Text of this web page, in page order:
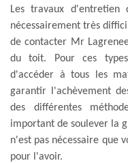
Les travaux
nécessairement très
de contacter Mr
du toit. Pour ces
d'accéder à tous les
garantir l'achèvement
des différentes
important de soulever la
n'est pas nécessaire que
pour l'avoir.